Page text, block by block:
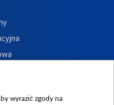
wyrazić zgody na